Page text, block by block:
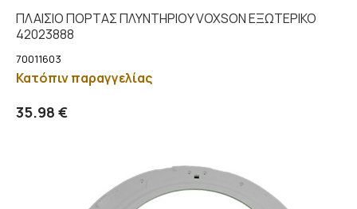
ΠΛΑΙΣΙΟ ΠΟΡΤΑΣ ΠΛΥΝΤΗΡΙΟY VOXSON ΕΞΩΤΕΡΙΚΟ
42023888
70011603
Κατόπιν παραγγελίας
35.98 €